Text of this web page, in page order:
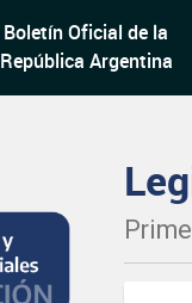
Boletín Oficial de la
República Argentina